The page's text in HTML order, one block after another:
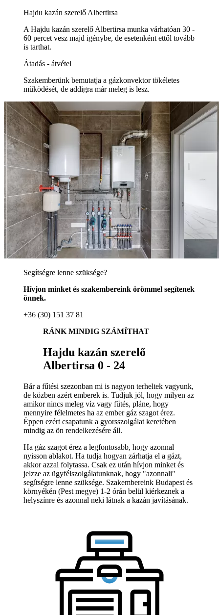
Hajdu kazán szerelő Albertirsa
A Hajdu kazán szerelő Albertirsa munka várhatóan 30 -
60 percet vesz majd igénybe, de esetenként ettől tovább
is tarthat.
Átadás - átvétel
Szakemberünk bemutatja a gázkonvektor tökéletes
működését, de addigra már meleg is lesz.
Segítségre lenne szüksége?
Hívjon minket és szakembereink örömmel segítenek
önnek.
+36 (30) 151 37 81
RÁNK MINDIG SZÁMÍTHAT
Hajdu kazán szerelő
Albertirsa 0 - 24
Bár a fűtési szezonban mi is nagyon terheltek vagyunk,
de közben azért emberek is. Tudjuk jól, hogy milyen az
amikor nincs meleg víz vagy fűtés, pláne, hogy
mennyire félelmetes ha az ember gáz szagot érez.
Éppen ezért csapatunk a gyorsszolgálat keretében
mindig az ön rendelkezésére áll.
Ha gáz szagot érez a legfontosabb, hogy azonnal
nyisson ablakot. Ha tudja hogyan zárhatja el a gázt,
akkor azzal folytassa. Csak ez után hívjon minket és
jelzze az ügyfélszolgálatunknak, hogy "azonnali"
segítségre lenne szüksége. Szakembereink Budapest és
környékén (Pest megye) 1-2 órán belül kiérkeznek a
helyszínre és azonnal neki látnak a kazán javításának.